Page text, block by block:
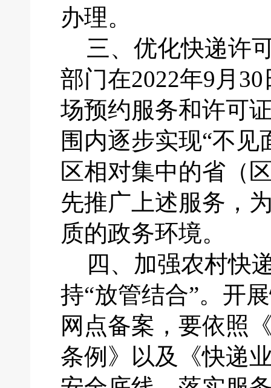
办理。
三、 优化快递许
部门在2022年9月
场预约服务和许可
围内逐步实现“不
区相对集中的省（
先推广上述服务，
质的政务环境。
四、 加强农村快
持“放管结合”。开
网点备案，要依照
条例》以及《快递